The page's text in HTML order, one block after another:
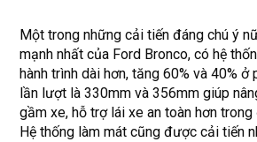
Một trong những cải tiến đáng chú ý
mạnh nhất của Ford Bronco, có hệ
hành trình dài hơn, tăng 60% và 40% ở
lần lượt là 330mm và 356mm giúp
gầm xe, hỗ trợ lái xe an toàn hơn
Hệ thống làm mát cũng được cải tiến